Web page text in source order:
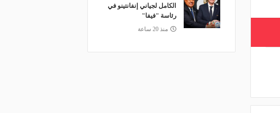
الكامل لجياني إنفانتينو في
رئاسة "فيفا"
منذ 20 ساعة